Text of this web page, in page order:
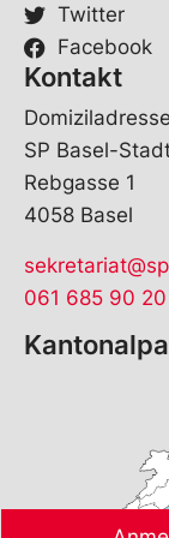
Twitter
Facebook
Kontakt
Domiziladresse
SP Basel-
Rebgasse 1
4058 Basel
061 685 90 20